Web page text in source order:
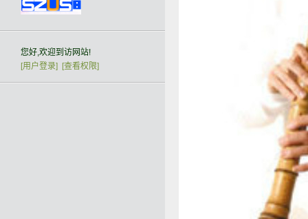
您好,欢迎到访网站!
[用户登录]
[查看权限]